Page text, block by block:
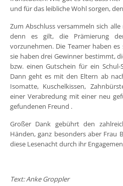
und für das leibliche Wohl sorgen,
Zum Abschluss versammeln sich
denn es gilt, die Prämierung
vorzunehmen. Die Teamer haben
sie haben drei Gewinner bestimmt,
bzw. einen Gutschein für ein
Dann geht es mit den Eltern ab
Isomatte, Kuschelkissen,
einer Verabredung mit einer neu
gefundenen Freund .
Großer Dank gebührt den
Händen, ganz besonders aber Frau
diese Lesenacht durch ihr
Text: Anke Groppler